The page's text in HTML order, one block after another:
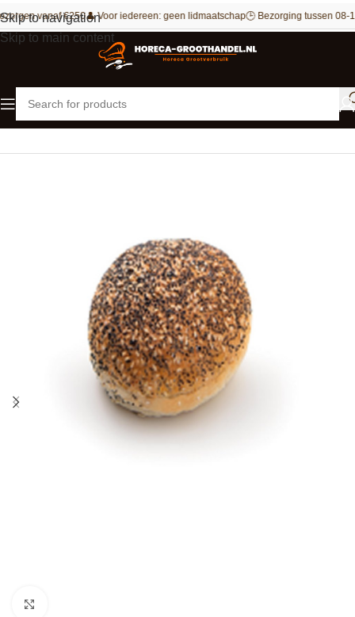
Skip to navigation
Skip to main content
vanaf €250👤 Voor iedereen: geen lidmaatschap🕒 Bezorging tussen 08-
Home Bakkerij Brood